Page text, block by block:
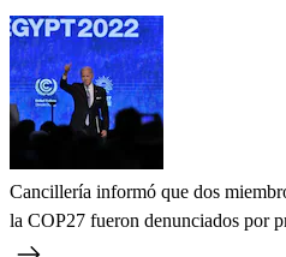
Cancillería informó que dos
la COP27 fueron denunciados por